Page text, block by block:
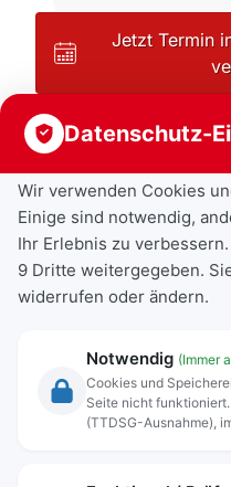
Jetzt Termin
Rechtliche Angaben
Datenschutz-
Wir verwenden Cookies
Einige sind notwendig,
Ihr Erlebnis zu
9 Dritte weitergegeben.
widerrufen oder ändern.
Notwendig (Immer
Cookies und
Seite nicht
(TTDSG-Ausnahme),